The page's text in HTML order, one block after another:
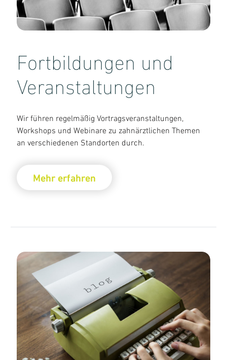
Fortbildungen und
Veranstaltungen
Wir führen regelmäßig Vortragsveranstaltungen,
Workshops und Webinare zu zahnärztlichen Themen
an verschiedenen Standorten durch.
Mehr erfahren